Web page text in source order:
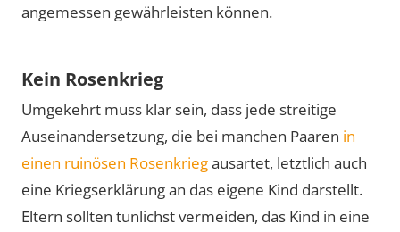
angemessen gewährleisten können.
Kein Rosenkrieg
Umgekehrt muss klar sein, dass jede streitige
Auseinandersetzung, die bei manchen Paaren in
einen ruinösen Rosenkriegausartet, letztlich auch
eine Kriegserklärung an das eigene Kind darstellt.
Eltern sollten tunlichst vermeiden, das Kind in eine